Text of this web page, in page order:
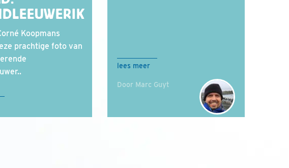
Koopmans
prachtige foto van
lees meer
Door Marc Guyt